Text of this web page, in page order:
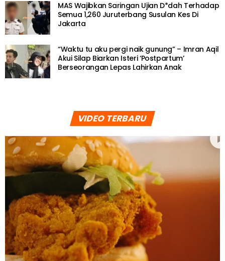
MAS Wajibkan Saringan Ujian D*dah Terhadap
Semua 1,260 Juruterbang Susulan Kes Di
Jakarta
“Waktu tu aku pergi naik gunung” – Imran Aqil
Akui Silap Biarkan Isteri ‘Postpartum’
Berseorangan Lepas Lahirkan Anak
VIDEO TERBARU